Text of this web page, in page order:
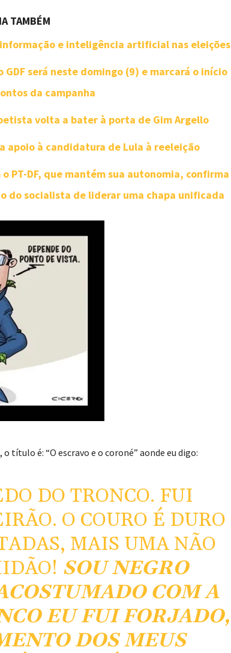
TAMBÉM
e inteligência artificial nas eleições
será neste domingo (9) e marcará o início
da campanha
volta a bater à porta de Gim Argello
apoio à candidatura de Lula à reeleição
PT-DF, que mantém sua autonomia, confirma
do socialista de liderar uma chapa unificada
título é: “O escravo e o coroné” aonde eu digo:
DO TRONCO. FUI
O COURO É DURO
MAIS UMA NÃO
SOU NEGRO
COM A
EU FUI FORJADO,
DOS MEUS